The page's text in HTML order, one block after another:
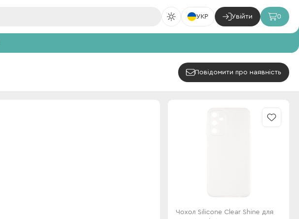
УКР Увійти 0
Повідомити про наявність
Чохол Silicone Clear Shine для